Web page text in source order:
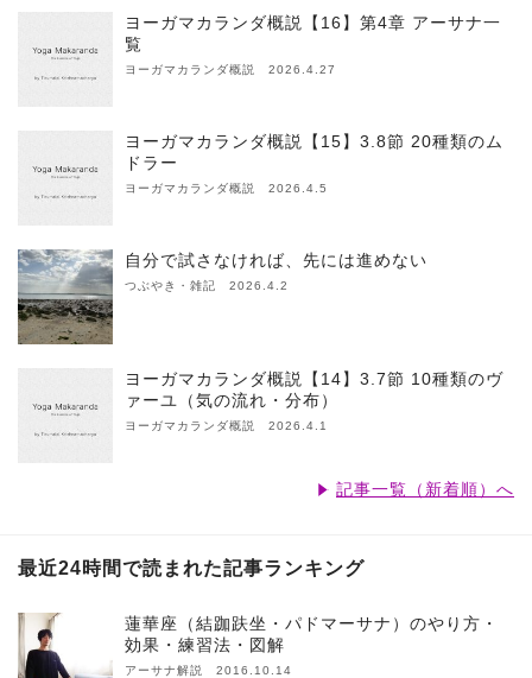
ヨーガマカランダ概説【16】第4章 アーサナ一
覧
ヨーガマカランダ概説 2026.4.27
ヨーガマカランダ概説【15】3.8節 20種類のム
ドラー
ヨーガマカランダ概説 2026.4.5
自分で試さなければ、先には進めない
つぶやき・雑記 2026.4.2
ヨーガマカランダ概説【14】3.7節 10種類のヴ
ァーユ（気の流れ・分布）
ヨーガマカランダ概説 2026.4.1
記事一覧（新着順）へ
最近24時間で読まれた記事ランキング
蓮華座（結跏趺坐・パドマーサナ）のやり方・
効果・練習法・図解
アーサナ解説 2016.10.14